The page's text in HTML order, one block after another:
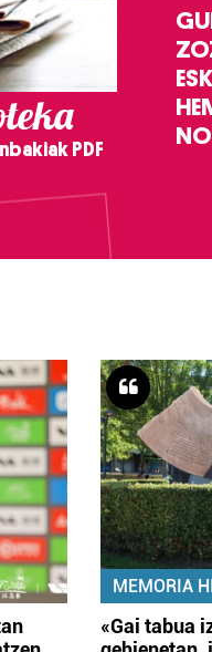
PDF
MEMORIA
«Gai tabua